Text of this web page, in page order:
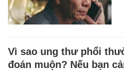
Vì sao ung thư phổi
đoán muộn? Nếu bạn